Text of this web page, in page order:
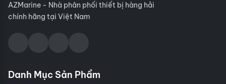
AZMarine - Nhà phân phối thiết bị hàng hải
chính hãng tại Việt Nam
Danh Mục Sản Phẩm